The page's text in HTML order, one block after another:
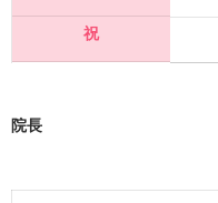
祝
院長